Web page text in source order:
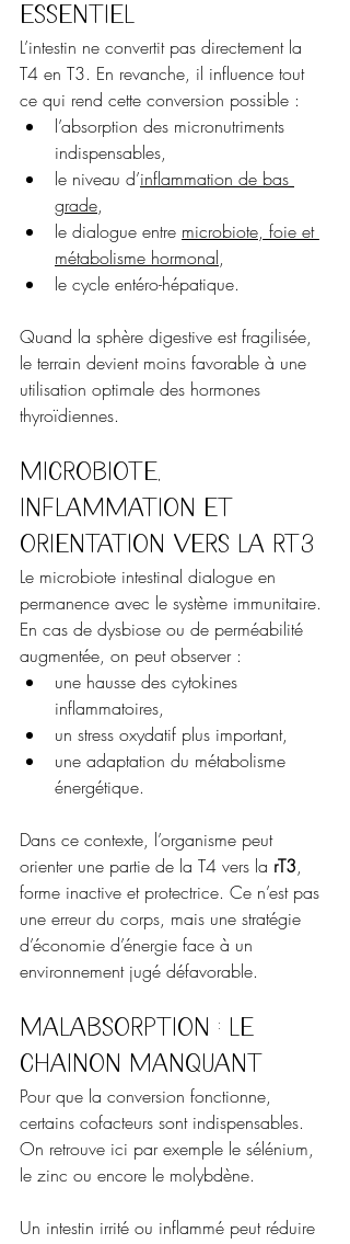
essentiel
L’intestin ne convertit pas directement la
T4 en T3. En revanche, il influence tout
ce qui rend cette conversion possible :
l’absorption des micronutriments
indispensables,
le niveau d’inflammation de bas
grade,
le dialogue entre microbiote, foie et
métabolisme hormonal,
le cycle entéro-hépatique.
Quand la sphère digestive est fragilisée,
le terrain devient moins favorable à une
utilisation optimale des hormones
thyroïdiennes.
Microbiote,
inflammation et
orientation vers la rT3
Le microbiote intestinal dialogue en
permanence avec le système immunitaire.
En cas de dysbiose ou de perméabilité
augmentée, on peut observer :
une hausse des cytokines
inflammatoires,
un stress oxydatif plus important,
une adaptation du métabolisme
énergétique.
Dans ce contexte, l’organisme peut
orienter une partie de la T4 vers la rT3,
forme inactive et protectrice. Ce n’est pas
une erreur du corps, mais une stratégie
d’économie d’énergie face à un
environnement jugé défavorable.
Malabsorption : le
chaînon manquant
Pour que la conversion fonctionne,
certains cofacteurs sont indispensables.
On retrouve ici par exemple le sélénium,
le zinc ou encore le molybdène.
Un intestin irrité ou inflammé peut réduire